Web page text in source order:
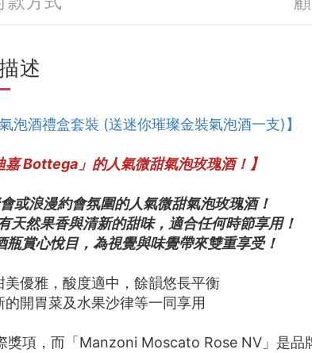
述
酒禮盒套裝 (送迷你璀璨金裝氣泡酒一支)】
嘉 Bottega」的人氣微甜氣泡玫瑰酒！】
或浪漫約會氛圍的人氣微甜氣泡玫瑰酒！
然果香與清新的甜味，適合任何時節享用！
賞心悅目，為視覺與味覺帶來雙重享受！
優雅，酸度適中，餘韻悠長平衡
開胃菜及水果沙律等一同享用
獎項，而「Manzoni Moscato Rose NV」是品